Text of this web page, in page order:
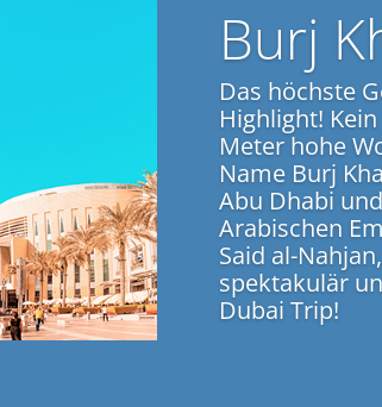
Burj
Das höchste
Highlight!
Meter hohe
Name Burj
Abu Dhabi
Arabischen
Said al-
spektakulär
Dubai Trip!